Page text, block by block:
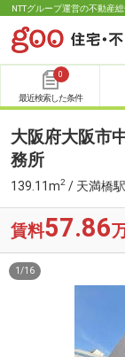
NTTグループ運営の不動産
0
最近検索した条件
大阪府大阪市
務所
139.11m2 / 天満橋駅
賃料57.86
1 /16